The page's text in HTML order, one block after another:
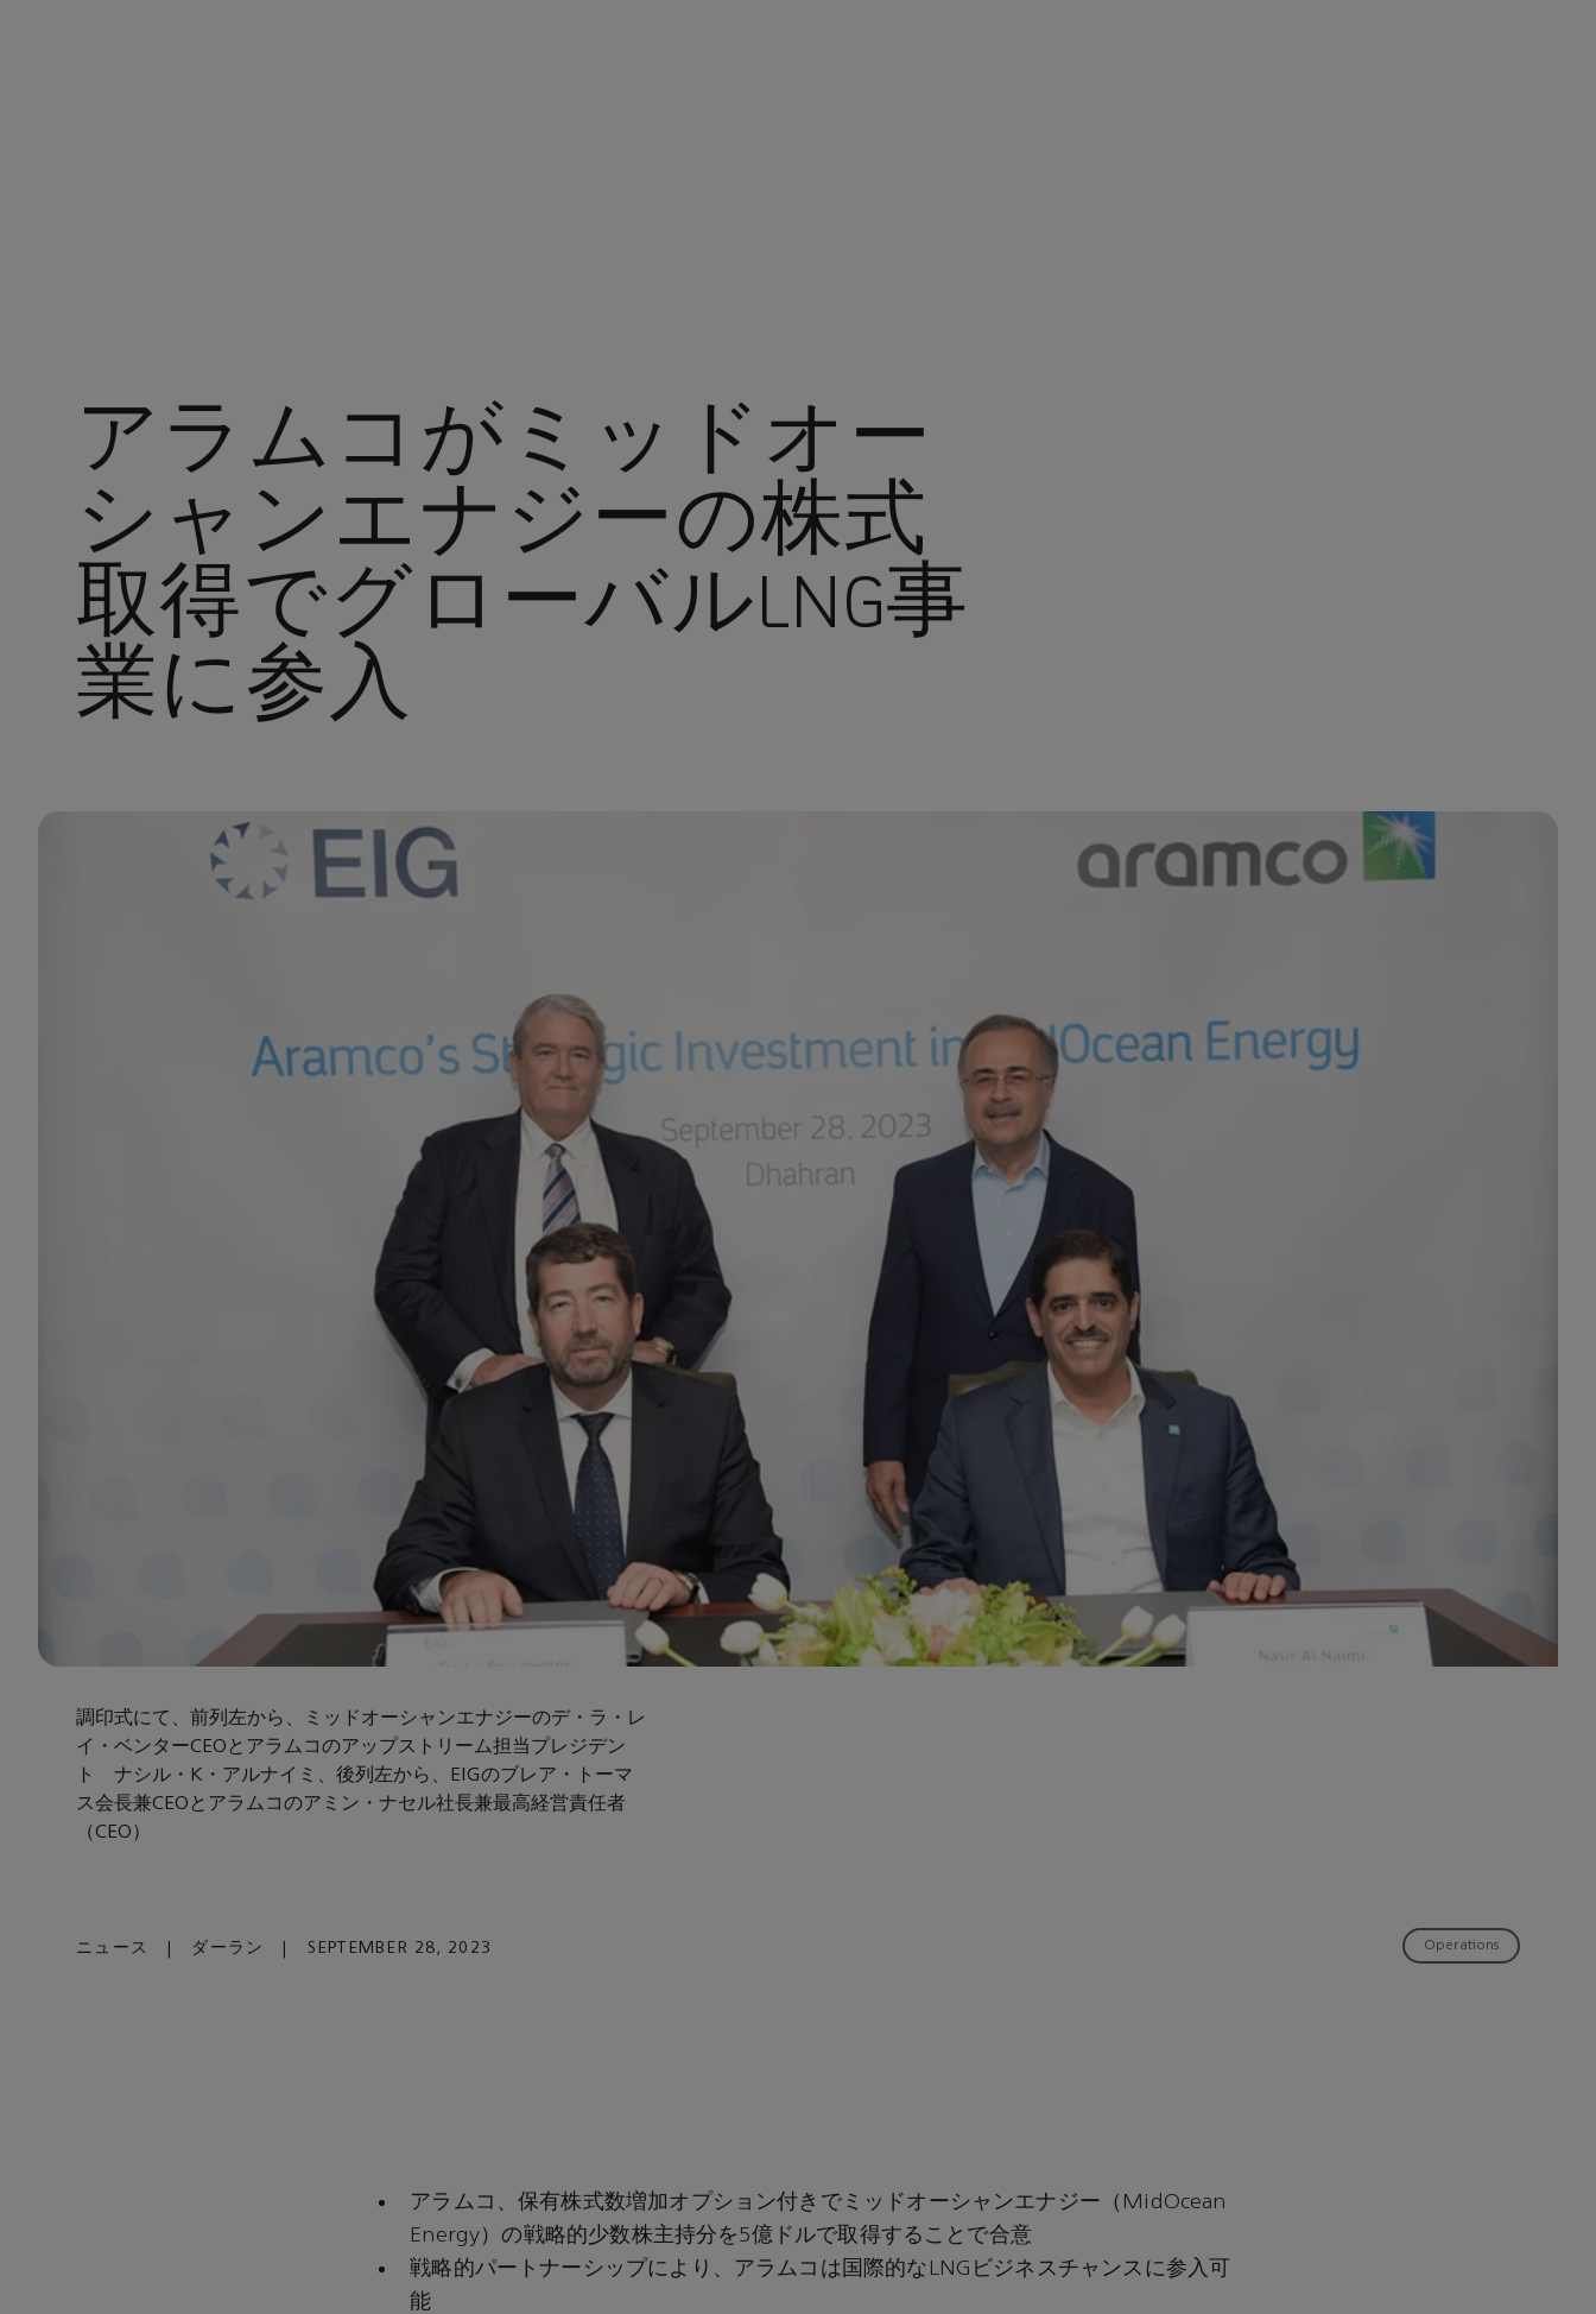
アラムコがミッドオー
シャンエナジーの株式
取得でグローバルLNG事
業に参入
調印式にて、前列左から、ミッドオーシャンエナジーのデ・ラ・レ
イ・ベンターCEOとアラムコのアップストリーム担当プレジデン
ト ナシル・K・アルナイミ、後列左から、EIGのブレア・トーマ
ス会長兼CEOとアラムコのアミン・ナセル社長兼最高経営責任者
（CEO）
ニュース ダーラン SEPTEMBER 28, 2023 Operations
アラムコ、保有株式数増加オプション付きでミッドオーシャンエナジー（MidOcean
Energy）の戦略的少数株主持分を5億ドルで取得することで合意
戦略的パートナーシップにより、アラムコは国際的なLNGビジネスチャンスに参入可
能